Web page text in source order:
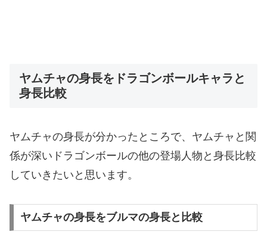
ヤムチャの身長をドラゴンボールキャラと
身長比較
ヤムチャの身長が分かったところで、ヤムチャと関
係が深いドラゴンボールの他の登場人物と身長比較
していきたいと思います。
ヤムチャの身長をブルマの身長と比較